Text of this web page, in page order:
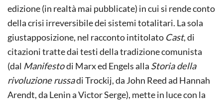
edizione (in realtà mai pubblicate) in cui si rende conto
della crisi irreversibile dei sistemi totalitari. La sola
giustapposizione, nel racconto intitolato Cast, di
citazioni tratte dai testi della tradizione comunista
(dal Manifestodi Marx ed Engels alla Storia della
rivoluzione russadi Trockij, da John Reed ad Hannah
Arendt, da Lenin a Victor Serge), mette in luce con la